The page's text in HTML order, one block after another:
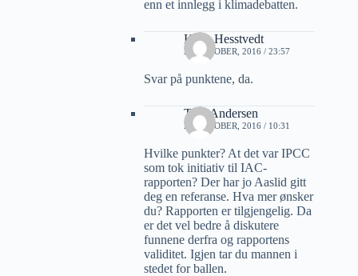
enn et innlegg i klimadebatten.
Kalle Hesstvedt
28 OKTOBER, 2016 / 23:57
Svar på punktene, da.
Tore Andersen
29 OKTOBER, 2016 / 10:31
Hvilke punkter? At det var IPCC
som tok initiativ til IAC-
rapporten? Der har jo Aaslid gitt
deg en referanse. Hva mer ønsker
du? Rapporten er tilgjengelig. Da
er det vel bedre å diskutere
funnene derfra og rapportens
validitet. Igjen tar du mannen i
stedet for ballen.